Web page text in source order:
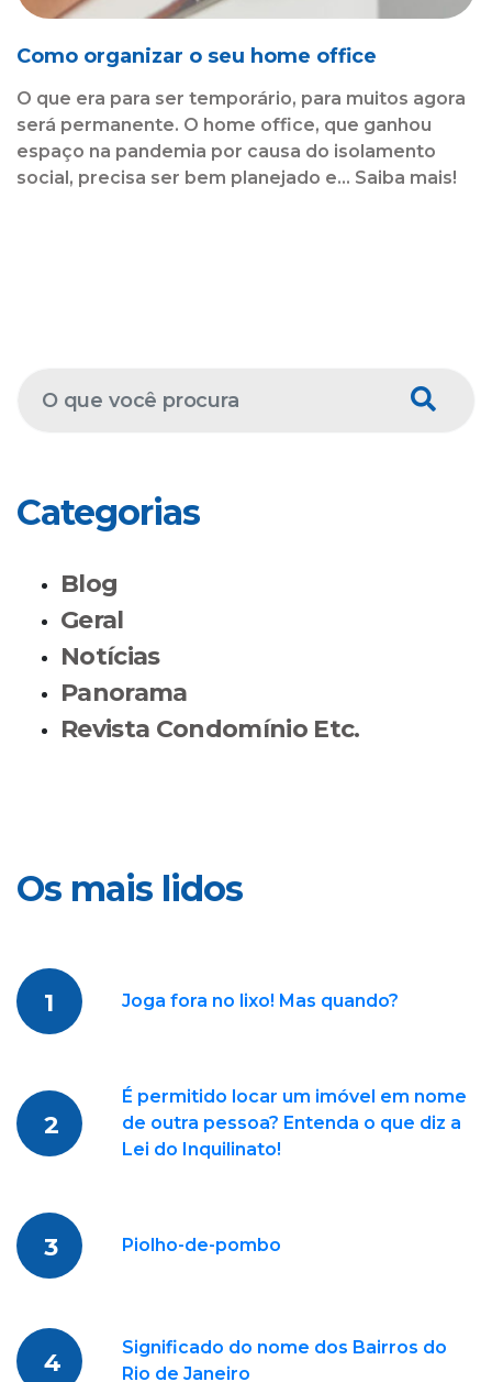
Como organizar o seu home office
O que era para ser temporário, para muitos agora
será permanente. O home office, que ganhou
espaço na pandemia por causa do isolamento
social, precisa ser bem planejado e... Saiba mais!
Categorias
Blog
Geral
Notícias
Panorama
Revista Condomínio Etc.
Os mais lidos
1 Joga fora no lixo! Mas quando?
2
É permitido locar um imóvel em nome
de outra pessoa? Entenda o que diz a
Lei do Inquilinato!
3 Piolho-de-pombo
4
Significado do nome dos Bairros do
Rio de Janeiro